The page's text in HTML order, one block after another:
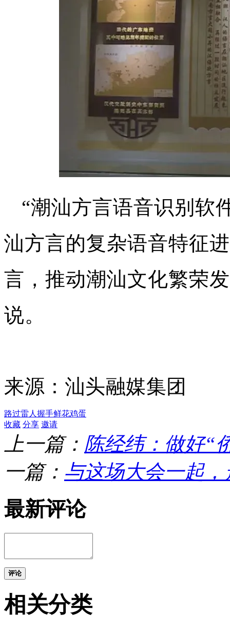
“潮汕方言语音识别软
汕方言的复杂语音特征
言，推动潮汕文化繁荣
说。
来源：汕头融媒集团
路过雷人 握手鲜花鸡蛋
收藏 分享 邀请
上一篇： 陈经纬：做好“
一篇： 与这场大会一起
最新评论
评论
相关分类